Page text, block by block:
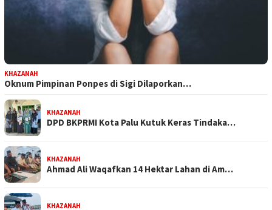
KHAZANAH
Oknum Pimpinan Ponpes di Sigi Dilaporkan…
KHAZANAH
DPD BKPRMI Kota Palu Kutuk Keras Tindaka…
KHAZANAH
Ahmad Ali Waqafkan 14 Hektar Lahan di Am…
KHAZANAH